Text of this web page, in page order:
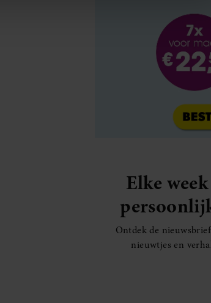
met andere informatie die u aan ze
U gaat akkoord met onze cookies als u
Elke
Ontdek de
nieuwtjes en